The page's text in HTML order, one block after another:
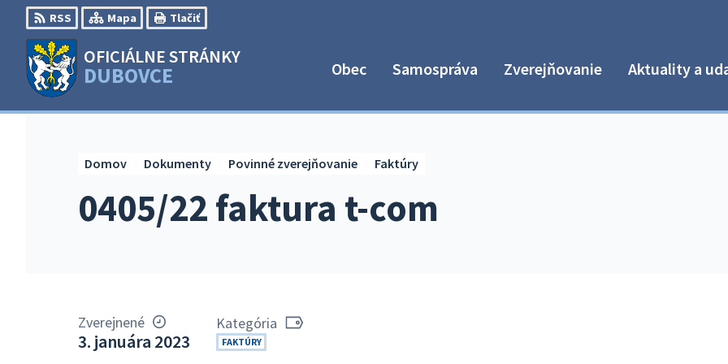
Preskočiť
na
obsah
RSS Mapa Tlačiť
OFICIÁLNE STRÁNKY
DUBOVCE Obec Samospráva Zverejňovanie Aktuality a
0405/22 faktura t-com
Domov Dokumenty Povinné zverejňovanie Faktúry
Zverejnené
3. januára 2023
Kategória
FAKTÚRY